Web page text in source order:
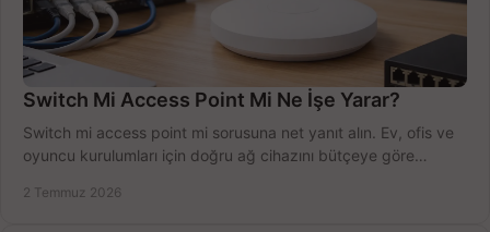
Switch Mi Access Point Mi Ne İşe Yarar?
Switch mi access point mi sorusuna net yanıt alın. Ev, ofis ve
oyuncu kurulumları için doğru ağ cihazını bütçeye göre
2 Temmuz 2026